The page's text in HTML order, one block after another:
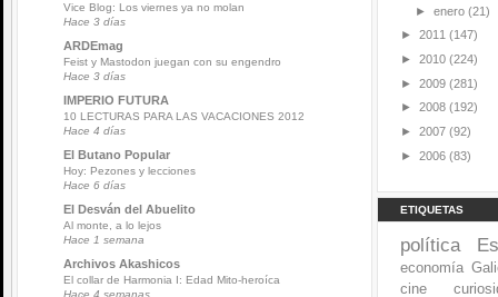
Vice Blog: Los viernes ya no molan
Hace 3 días
ARDEmag
Feist y Mastodon juegan con su engendro
Hace 3 días
IMPERIO FUTURA
10 LECTURAS PARA LAS VACACIONES 2012
Hace 4 días
El Butano Popular
Hoy: Pezones y lecciones
Hace 6 días
El Desván del Abuelito
Al monte, a lo lejos
Hace 1 semana
Archivos Akashicos
El collar de Harmonia I: Edad Mito-heroíca
► enero (21)
► 2011 (147)
► 2010 (224)
► 2009 (281)
► 2008 (192)
► 2007 (92)
► 2006 (83)
ETIQUETAS
política
economía
cine